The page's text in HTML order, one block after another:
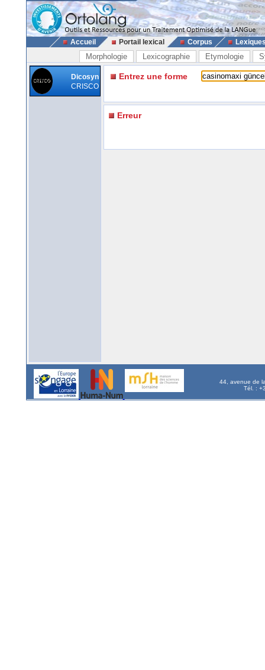
Accueil Portail lexical Corpus
Morphologie Lexicographie Etymologie
Dicosyn
CRISCO
Entrez une forme
Erreur
44, avenue de
Tél. :